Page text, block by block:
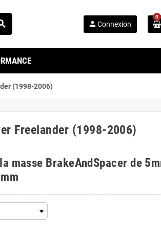
person Connexion
0
(1998-2006)
Freelander (1998-2006)
masse BrakeAndSpacer de